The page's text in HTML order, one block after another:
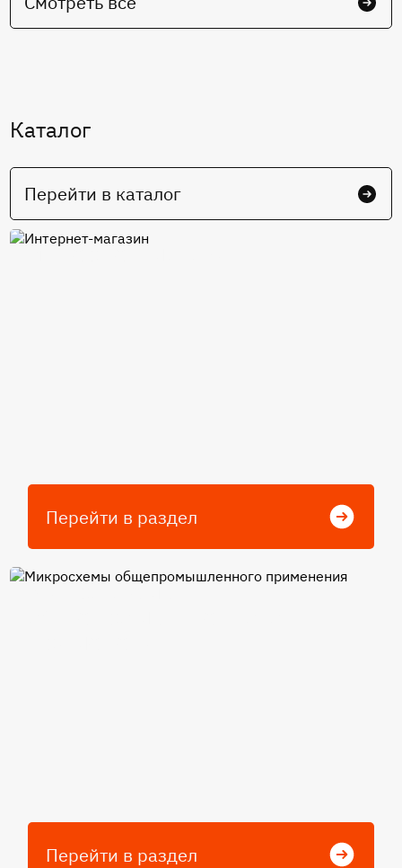
Каталог
Перейти в каталог
Интернет-магазин
Перейти в раздел
Микросхемы
Перейти в раздел